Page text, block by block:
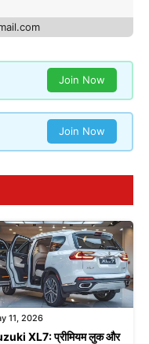
Join Now
Join Now
11, 2026
XL7: प्रीमियम लुक और